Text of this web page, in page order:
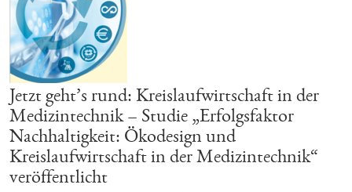
Jetzt geht’s rund: Kreislaufwirtschaft in der
Medizintechnik – Studie „Erfolgsfaktor
Nachhaltigkeit: Ökodesign und
Kreislaufwirtschaft in der Medizintechnik“
veröffentlicht